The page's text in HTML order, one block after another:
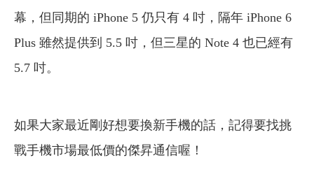
幕，但同期的 iPhone 5 仍只有 4 吋，隔年 iPhone 6
Plus 雖然提供到 5.5 吋，但三星的 Note 4 也已經有
5.7 吋。
如果大家最近剛好想要換新手機的話，記得要找挑
戰手機市場最低價的傑昇通信喔！